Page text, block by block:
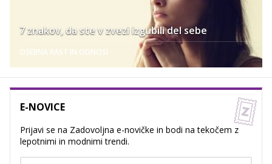
7 znakov, da ste v zvezi izgubili del sebe
OSEBNA RAST IN ODNOSI
E-NOVICE
Prijavi se na Zadovoljna e-novičke in bodi na tekočem z
lepotnimi in modnimi trendi.